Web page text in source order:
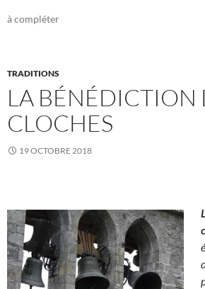
à compléter
TRADITIONS
LA BÉNÉDICTION
CLOCHES
19 OCTOBRE 2018